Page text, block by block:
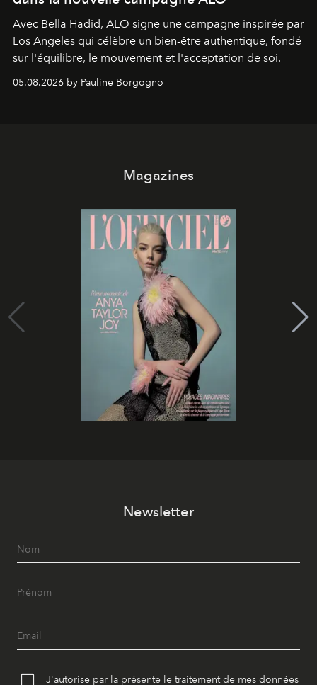
Avec Bella Hadid, ALO signe une campagne inspirée par
Los Angeles qui célèbre un bien-être authentique, fondé
sur l'équilibre, le mouvement et l'acceptation de soi.
05.08.2026 by Pauline Borgogno
Magazines
Newsletter
J'autorise par la présente le traitement de mes données